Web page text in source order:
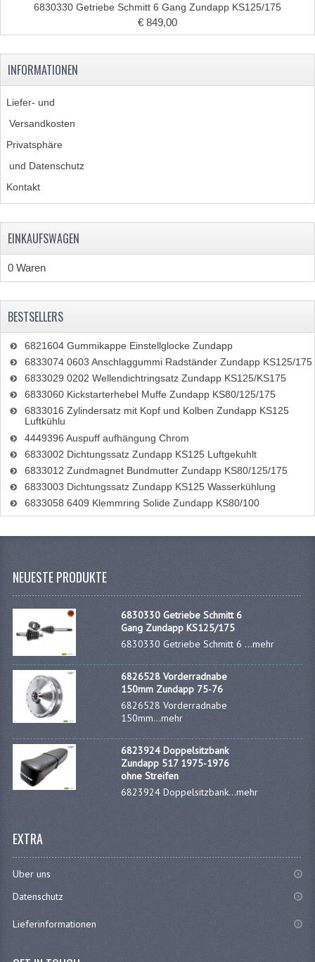
6830330 Getriebe Schmitt 6 Gang Zundapp KS125/175
€ 849,00
INFORMATIONEN
Liefer- und
Versandkosten
Privatsphäre
und Datenschutz
Kontakt
EINKAUFSWAGEN
0 Waren
BESTSELLERS
6821604 Gummikappe Einstellglocke Zundapp
6833074 0603 Anschlaggummi Radständer Zundapp KS125/175
6833029 0202 Wellendichtringsatz Zundapp KS125/KS175
6833060 Kickstarterhebel Muffe Zundapp KS80/125/175
6833016 Zylindersatz mit Kopf und Kolben Zundapp KS125
Luftkühlu
4449396 Auspuff aufhängung Chrom
6833002 Dichtungssatz Zundapp KS125 Luftgekuhlt
6833012 Zundmagnet Bundmutter Zundapp KS80/125/175
6833003 Dichtungssatz Zundapp KS125 Wasserkühlung
6833058 6409 Klemmring Solide Zundapp KS80/100
NEUESTE PRODUKTE
6830330 Getriebe Schmitt 6
Gang Zundapp KS125/175
6830330 Getriebe Schmitt 6 ...mehr
6826528 Vorderradnabe
150mm Zundapp 75-76
6826528 Vorderradnabe
150mm...mehr
6823924 Doppelsitzbank
Zundapp 517 1975-1976
ohne Streifen
6823924 Doppelsitzbank...mehr
EXTRA
Uber uns
Datenschutz
Lieferinformationen